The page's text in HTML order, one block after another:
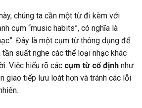
chúng ta cần một từ đi kèm với
cụm “music habits”, có nghĩa là
Đây là một cụm từ thông dụng để
suất nghe các thể loại nhạc khác
Việc hiểu rõ các cụm từ cố địnhnhư
giao tiếp lưu loát hơn và tránh các lỗi